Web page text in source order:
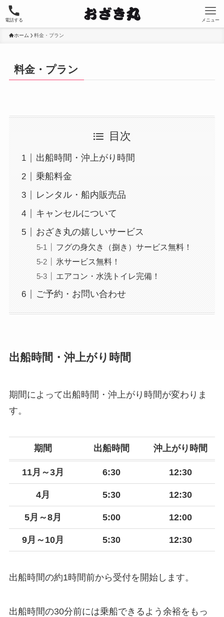
電話する メニュー
ホーム 料金・プラン
料金・プラン
目次
出船時間・沖上がり時間
乗船料金
レンタル・船内販売品
キャンセルについて
おざき丸の嬉しいサービス
フグの身欠き（捌き）サービス無料！
氷サービス無料！
エアコン・水洗トイレ完備！
ご予約・お問い合わせ
出船時間・沖上がり時間
期間によって出船時間・沖上がり時間が変わりま
す。
期間 出船時間 沖上がり時間
11月～3月 6:30 12:30
4月 5:30 12:30
5月～8月 5:00 12:00
9月～10月 5:30 12:30
出船時間の約1時間前から受付を開始します。
出船時間の30分前には乗船できるよう余裕をもっ